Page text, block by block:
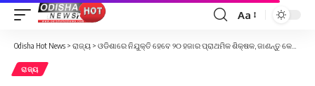
Font
Aa
Odisha Hot News > ରାଜ୍ୟ > ଓଡିଶାରେ ନିଯୁକ୍ତି ହେବେ ୨୦ ହଜାର ପ୍ରାଥମିକ ଶିକ୍ଷକ, ଜାଣନ୍ତୁ କେମିତି କରିବେ ଆବେଦନ
ରାଜ୍ୟ